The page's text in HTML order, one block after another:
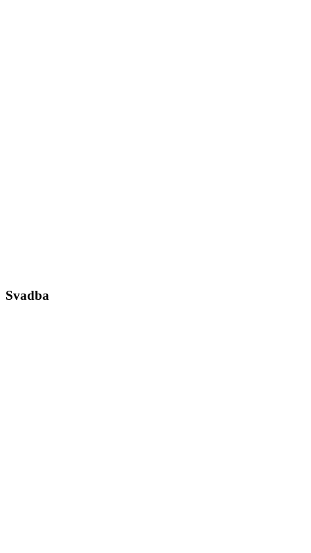
Svadba